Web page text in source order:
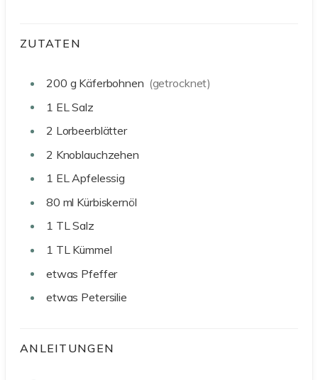
ZUTATEN
200 g Käferbohnen (getrocknet)
1 EL Salz
2 Lorbeerblätter
2 Knoblauchzehen
1 ELApfelessig
80 ml Kürbiskernöl
1 TLSalz
1 TL Kümmel
etwas Pfeffer
etwas Petersilie
ANLEITUNGEN